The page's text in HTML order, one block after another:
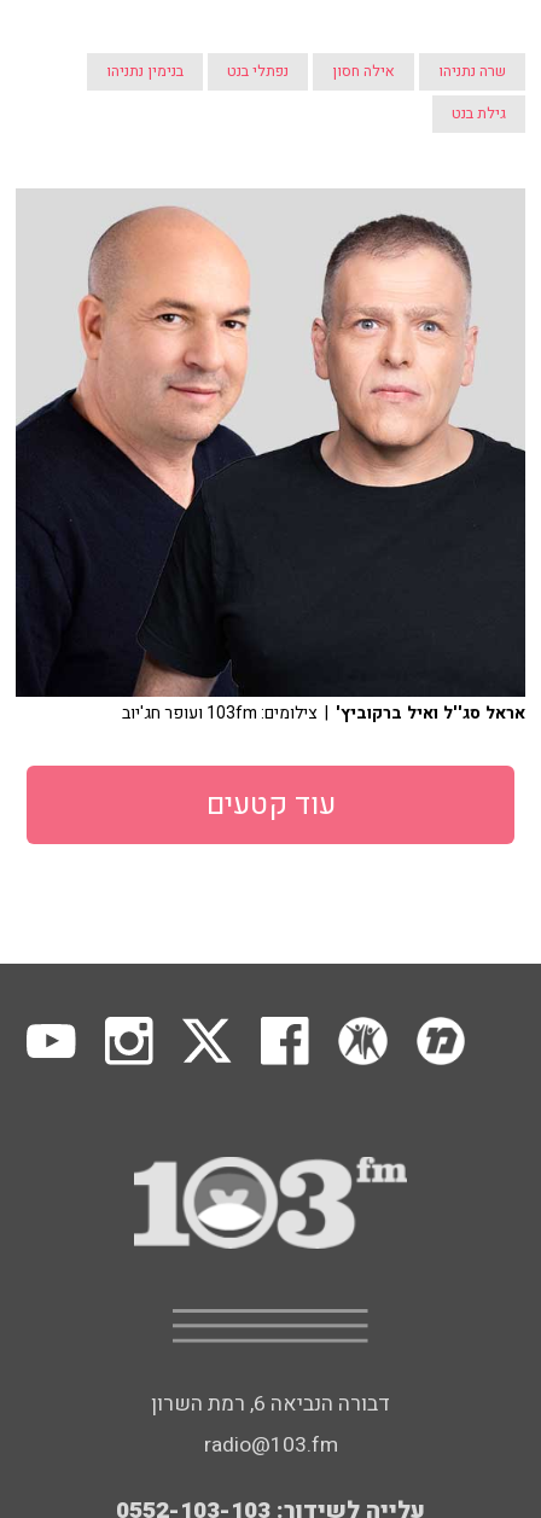
שרה נתניהו אילה חסון נפתלי בנט
בנימין נתניהו
גילת בנט
אראל סג''ל ואיל ברקוביץ' | צילומים: 103fm ועופר חג'יוב
עוד קטעים
דבורה הנביאה 6, רמת השרון
radio@103.fm
עלייה לשידור: 0552-103-103